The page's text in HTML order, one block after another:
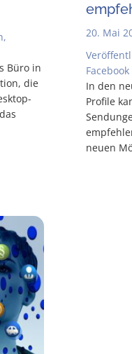
,
Büro in
die
20. Mai
Facebook
In den
Pro­fi­le
neu­en